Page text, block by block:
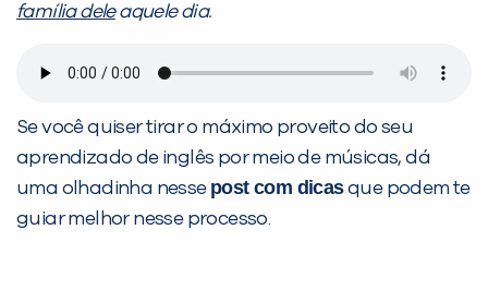
família deleaquele dia.
Se você quiser tirar o máximo proveito do seu
aprendizado de inglês por meio de músicas, dá
uma olhadinha nesse post com dicasque podem te
guiar melhor nesse processo.